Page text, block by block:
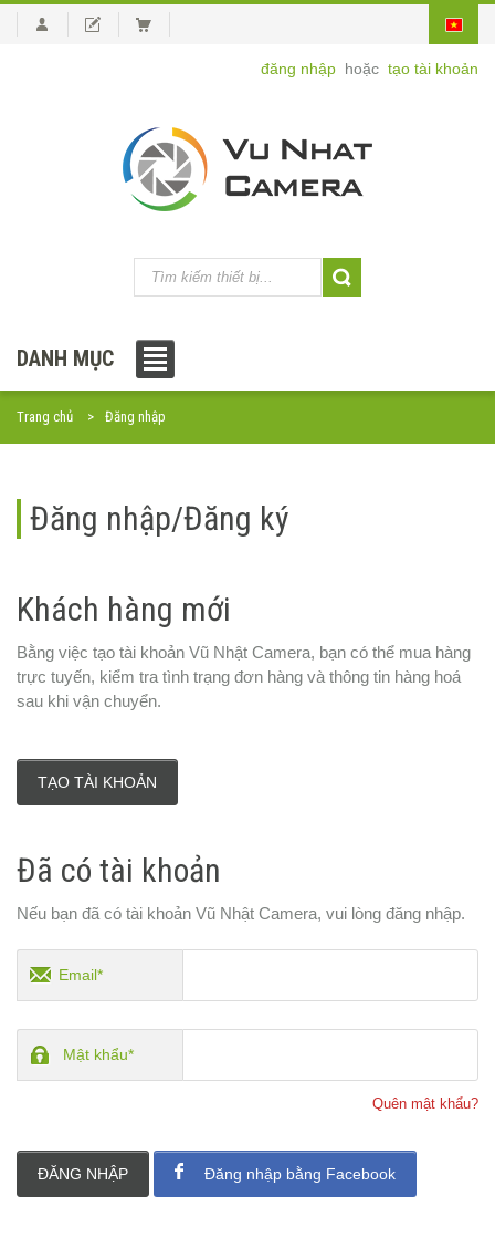
đăng nhập hoặc tạo tài khoản
DANH MỤC
Trang chủ Đăng nhập
Đăng nhập/Đăng ký
Khách hàng mới
Bằng việc tạo tài khoản Vũ Nhật Camera, bạn có thể mua hàng
trực tuyến, kiểm tra tình trạng đơn hàng và thông tin hàng hoá
sau khi vận chuyển.
TẠO TÀI KHOẢN
Đã có tài khoản
Nếu bạn đã có tài khoản Vũ Nhật Camera, vui lòng đăng nhập.
Email*
Mật khẩu*
Quên mật khẩu?
ĐĂNG NHẬP Đăng nhập bằng Facebook